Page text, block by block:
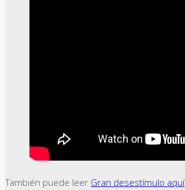
También puede leer Gran desestímulo aquí